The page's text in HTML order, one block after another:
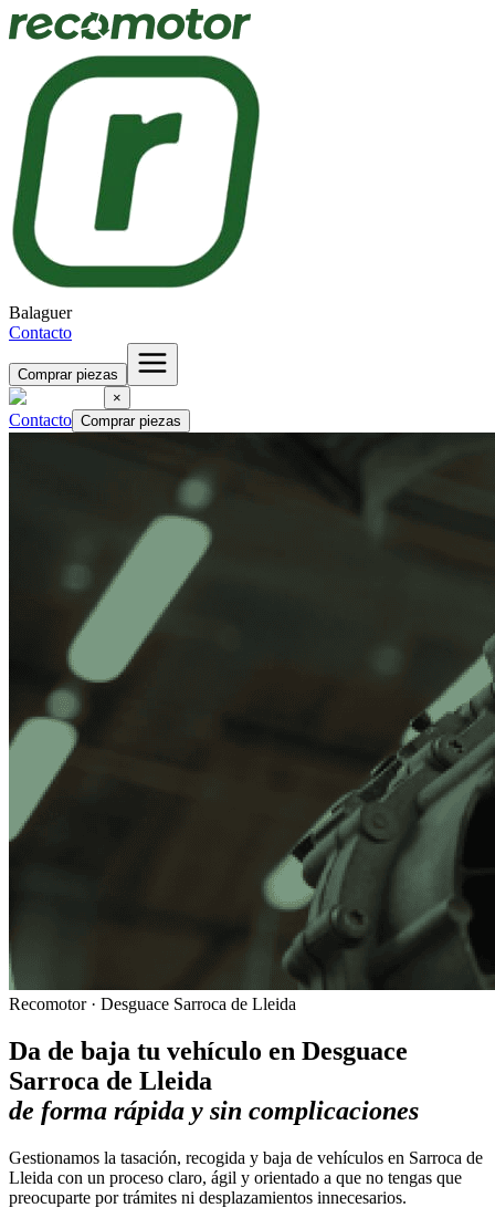
Balaguer
Contacto
Comprar piezas
×
Contacto Comprar piezas
Recomotor · Desguace Sarroca de Lleida
Da de baja tu vehículo en Desguace
Sarroca de Lleida
de forma rápida y sin complicaciones
Gestionamos la tasación, recogida y baja de vehículos en Sarroca de
Lleida con un proceso claro, ágil y orientado a que no tengas que
preocuparte por trámites ni desplazamientos innecesarios.